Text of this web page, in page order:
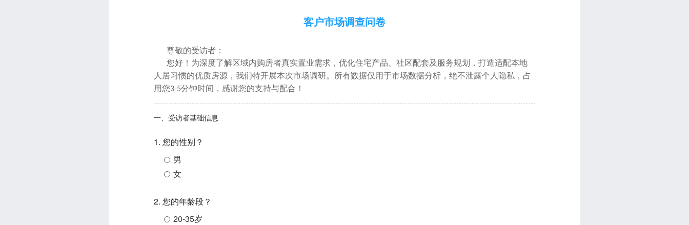
客户市场调查问卷
尊敬的受访者：
您好！为深度了解区域内购房者真实置业需求，优化住宅产品、社区配套及服务规划，打造适配本地
人居习惯的优质房源，我们特开展本次市场调研。所有数据仅用于市场数据分析，绝不泄露个人隐私，占
用您3-5分钟时间，感谢您的支持与配合！
一、受访者基础信息
1. 您的性别？
男
女
2. 您的年龄段？
20-35岁